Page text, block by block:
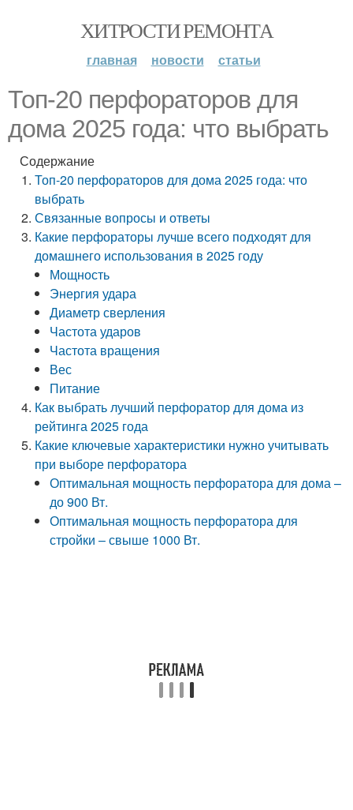
ХИТРОСТИ РЕМОНТА
главная новости статьи
Топ-20 перфораторов для
дома 2025 года: что выбрать
Содержание
Топ-20 перфораторов для дома 2025 года: что
выбрать
Связанные вопросы и ответы
Какие перфораторы лучше всего подходят для
домашнего использования в 2025 году
Мощность
Энергия удара
Диаметр сверления
Частота ударов
Частота вращения
Вес
Питание
Как выбрать лучший перфоратор для дома из
рейтинга 2025 года
Какие ключевые характеристики нужно учитывать
при выборе перфоратора
Оптимальная мощность перфоратора для дома –
до 900 Вт.
Оптимальная мощность перфоратора для
стройки – свыше 1000 Вт.